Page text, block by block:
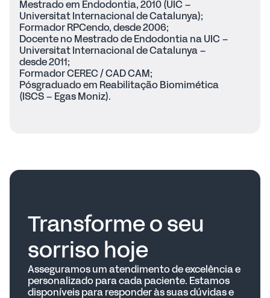
Mestrado em Endodontia, 2010 (UIC –
Universitat Internacional de Catalunya);
Formador RPCendo, desde 2006;
Docente no Mestrado de Endodontia na UIC –
Universitat Internacional de Catalunya –
desde 2011;
Formador CEREC / CAD CAM;
Pós­graduado em Reabilitação Biomimética
(ISCS – Egas Moniz).
Transforme o seu
sorriso hoje
Asseguramos um atendimento de excelência e
personalizado para cada paciente. Estamos
disponíveis para responder às suas dúvidas e